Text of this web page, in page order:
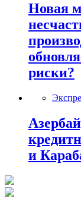
Новая
риски?
и